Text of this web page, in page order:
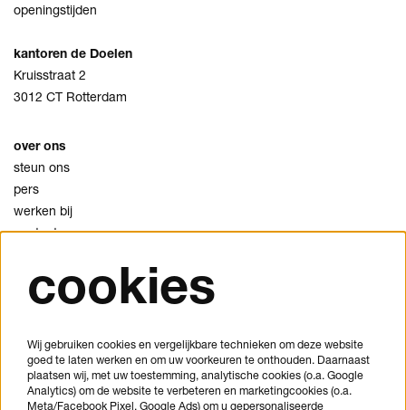
openingstijden
kantoren de Doelen
Kruisstraat 2
3012 CT Rotterdam
over ons
steun ons
pers
werken bij
contact
privacy
cookies
je bezoek plannen
veelgestelde vragen
cookies
Wij gebruiken cookies en vergelijkbare technieken om deze website
goed te laten werken en om uw voorkeuren te onthouden. Daarnaast
plaatsen wij, met uw toestemming, analytische cookies (o.a. Google
Analytics) om de website te verbeteren en marketingcookies (o.a.
Meta/Facebook Pixel, Google Ads) om u gepersonaliseerde